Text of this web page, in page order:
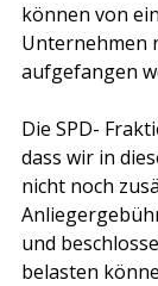
können von
Unternehmen
aufgefangen
Die SPD-
dass wir in
nicht noch
und
belasten